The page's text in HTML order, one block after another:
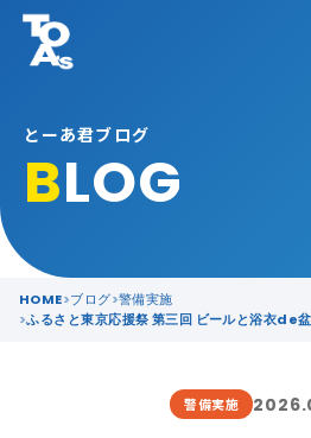
とーあ君ブログ
BLOG
HOME ブログ 警備実施
ふるさと東京応援祭 第三回 ビールと浴衣de
警備実施